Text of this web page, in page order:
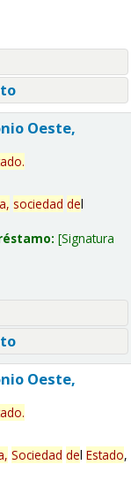
Oeste,
.
sociedad del
Signatura
Oeste,
.
Sociedad del Estado,